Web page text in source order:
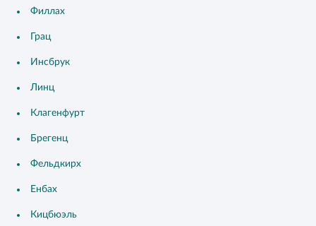
Филлах
Грац
Инсбрук
Линц
Клагенфурт
Брегенц
Фельдкирх
Енбах
Кицбюэль